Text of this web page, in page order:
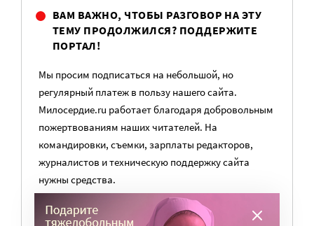
ВАМ ВАЖНО, ЧТОБЫ РАЗГОВОР НА ЭТУ
ТЕМУ ПРОДОЛЖИЛСЯ? ПОДДЕРЖИТЕ
ПОРТАЛ!
Мы просим подписаться на небольшой, но
регулярный платеж в пользу нашего сайта.
Милосердие.ru работает благодаря добровольным
пожертвованиям наших читателей. На
командировки, съемки, зарплаты редакторов,
журналистов и техническую поддержку сайта
нужны средства.
ПОМОЧЬ ПОРТАЛУ